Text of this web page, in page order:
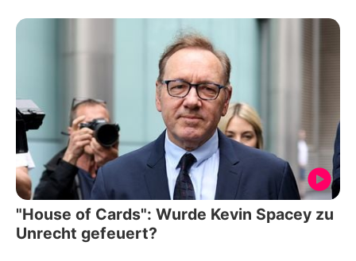
"House of Cards": Wurde Kevin Spacey zu
Unrecht gefeuert?